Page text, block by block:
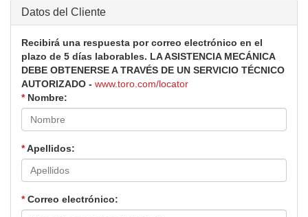
Datos del Cliente
Recibirá una respuesta por correo electrónico en el
plazo de 5 días laborables. LA ASISTENCIA MECÁNICA
DEBE OBTENERSE A TRAVÉS DE UN SERVICIO TÉCNICO
AUTORIZADO - www.toro.com/locator
*Nombre:
*Apellidos:
*Correo electrónico: